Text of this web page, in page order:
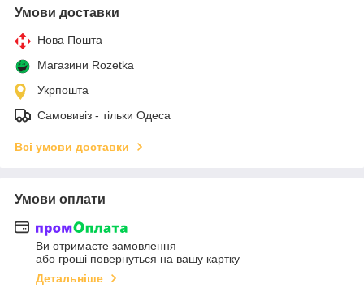
Умови доставки
Нова Пошта
Магазини Rozetka
Укрпошта
Самовивіз - тільки Одеса
Всі умови доставки
Умови оплати
Ви отримаєте замовлення
або гроші повернуться на вашу картку
Детальніше